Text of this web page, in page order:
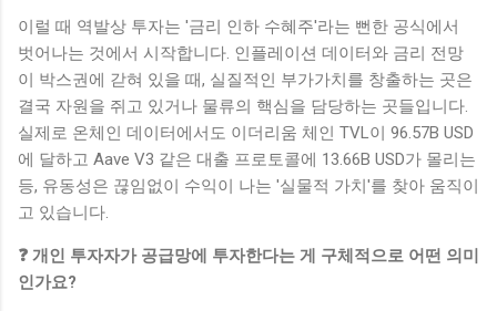
이럴 때 역발상 투자는 '금리 인하 수혜주'라는 뻔한 공식에서
벗어나는 것에서 시작합니다. 인플레이션 데이터와 금리 전망
이 박스권에 갇혀 있을 때, 실질적인 부가가치를 창출하는 곳은
결국 자원을 쥐고 있거나 물류의 핵심을 담당하는 곳들입니다.
실제로 온체인 데이터에서도 이더리움 체인 TVL이 96.57B USD
에 달하고 Aave V3 같은 대출 프로토콜에 13.66B USD가 몰리는
등, 유동성은 끊임없이 수익이 나는 '실물적 가치'를 찾아 움직이
고 있습니다.
❓ 개인 투자자가 공급망에 투자한다는 게 구체적으로 어떤 의미
인가요?